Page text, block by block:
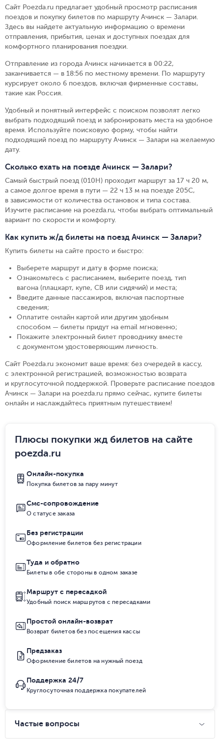
Сайт Poezda.ru предлагает удобный просмотр расписания
поездов и покупку билетов по маршруту Ачинск — Залари.
Здесь вы найдете актуальную информацию о времени
отправления, прибытия, ценах и доступных поездах для
комфортного планирования поездки.
Отправление из города Ачинск начинается в 00:22,
заканчивается — в 18:56 по местному времени. По маршруту
курсирует около 6 поездов, включая фирменные составы,
такие как Россия.
Удобный и понятный интерфейс с поиском позволят легко
выбрать подходящий поезд и забронировать места на удобное
время. Используйте поисковую форму, чтобы найти
подходящий поезд по маршруту Ачинск — Залари на желаемую
дату.
Сколько ехать на поезде Ачинск — Залари?
Самый быстрый поезд (010Н) проходит маршрут за 17 ч 20 м,
а самое долгое время в пути — 22 ч 13 м на поезде 205С,
в зависимости от количества остановок и типа состава.
Изучите расписание на poezda.ru, чтобы выбрать оптимальный
вариант по скорости и комфорту.
Как купить ж/д билеты на поезд Ачинск — Залари?
Купить билеты на сайте просто и быстро:
Выберете маршрут и дату в форме поиска;
Ознакомьтесь с расписанием, выберите поезд, тип
вагона (плацкарт, купе, СВ или сидячий) и места;
Введите данные пассажиров, включая паспортные
сведения;
Оплатите онлайн картой или другим удобным
способом — билеты придут на email мгновенно;
Покажите электронный билет проводнику вместе
с документом удостоверяющим личность.
Сайт Poezda.ru экономит ваше время: без очередей в кассу,
с электронной регистрацией, возможностью возврата
и круглосуточной поддержкой. Проверьте расписание поездов
Ачинск — Залари на poezda.ru прямо сейчас, купите билеты
онлайн и наслаждайтесь приятным путешествием!
Плюсы покупки жд билетов на сайте
poezda.ru
Онлайн-покупка
Покупка билетов за пару минут
Смс-сопровождение
О статусе заказа
Без регистрации
Оформление билетов без регистрации
Туда и обратно
Билеты в обе стороны в одном заказе
Маршрут с пересадкой
Удобный поиск маршрутов с пересадками
Простой онлайн-возврат
Возврат билетов без посещения кассы
Предзаказ
Оформление билетов на нужный поезд
Поддержка 24/7
Круглосуточная поддержка покупателей
Частые вопросы